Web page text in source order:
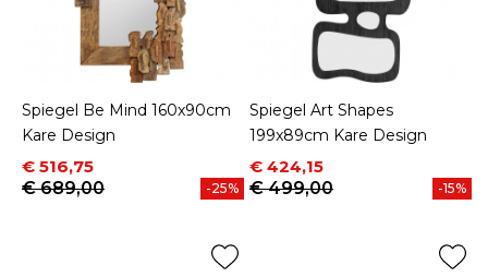
Spiegel Be Mind 160x90cm
Kare Design
Prijs
€ 516,75
Normale prijs
€ 689,00
-25%
Spiegel Art Shapes
199x89cm Kare Design
Prijs
€ 424,15
Normale prijs
€ 499,00
-15%